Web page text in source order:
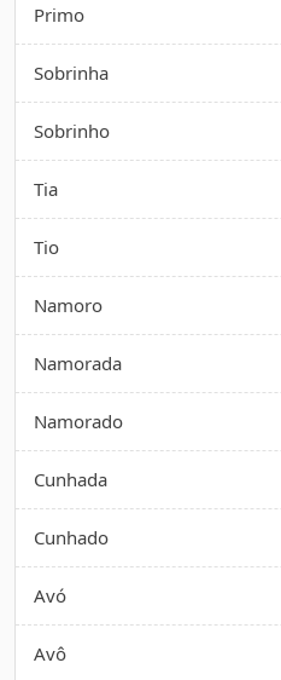
Primo
Sobrinha
Sobrinho
Tia
Tio
Namoro
Namorada
Namorado
Cunhada
Cunhado
Avó
Avô